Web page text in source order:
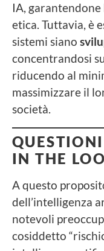
IA, garantendone
etica. Tuttavia, è
sistemi siano
concentrandosi
riducendo al
massimizzare il
società.
IN THE
A questo
dell’intelligenza
notevoli
cosiddetto